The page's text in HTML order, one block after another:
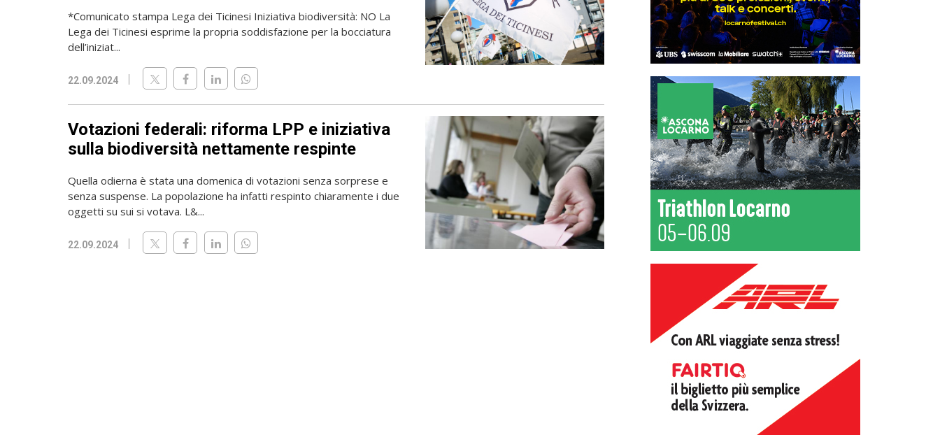
*Comunicato stampa Lega dei Ticinesi Iniziativa biodiversità: NO La
Lega dei Ticinesi esprime la propria soddisfazione per la bocciatura
dell’iniziat...
22.09.2024
Votazioni federali: riforma LPP e iniziativa
sulla biodiversità nettamente respinte
Quella odierna è stata una domenica di votazioni senza sorprese e
senza suspense. La popolazione ha infatti respinto chiaramente i due
oggetti su sui si votava. L&...
22.09.2024